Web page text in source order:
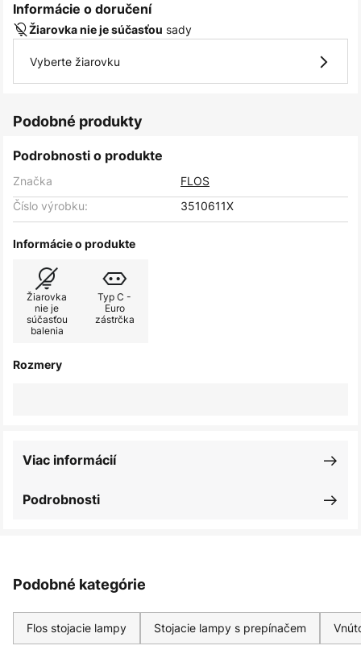
Informácie o doručení
Žiarovka nie je súčasťou sady
Vyberte žiarovku
Podobné produkty
Podrobnosti o produkte
Značka
FLOS
Číslo výrobku:
3510611X
Informácie o produkte
Žiarovka
nie je
súčasťou
balenia
Typ C -
Euro
zástrčka
Rozmery
Podrobnosti
Viac informácií
Podobné kategórie
Flos stojacie lampy Stojacie lampy s prepínačem